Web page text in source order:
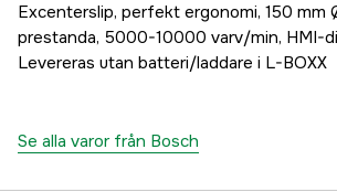
Excenterslip, perfekt ergonomi, 150
prestanda, 5000-10000 varv/min, HMI-
Levereras utan batteri/laddare i L-BOXX
Se alla varor från Bosch